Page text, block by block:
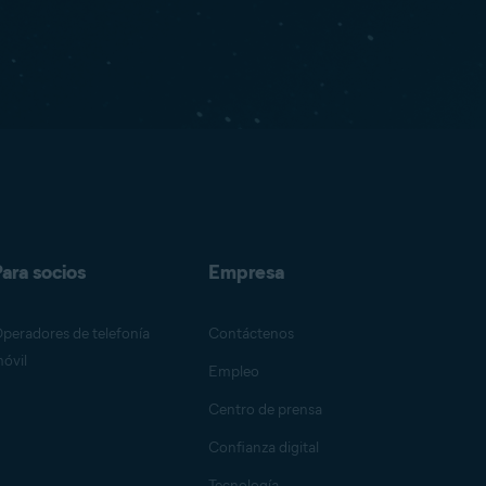
socios
de telefonía
Empresa
Contáctenos
Empleo
Centro de prensa
Confianza digital